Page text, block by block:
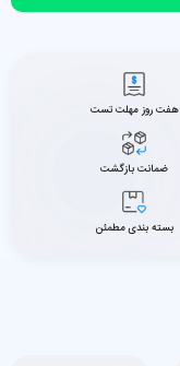
هفت روز مهلت تست
ضمانت بازگشت
بسته بندی مطمئن